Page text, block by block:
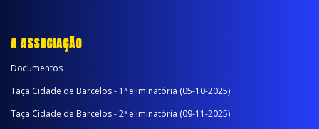
A ASSOCIAÇÃO
Documentos
Taça Cidade de Barcelos - 1ª eliminatória (05-10-2025)
Taça Cidade de Barcelos - 2ª eliminatória (09-11-2025)